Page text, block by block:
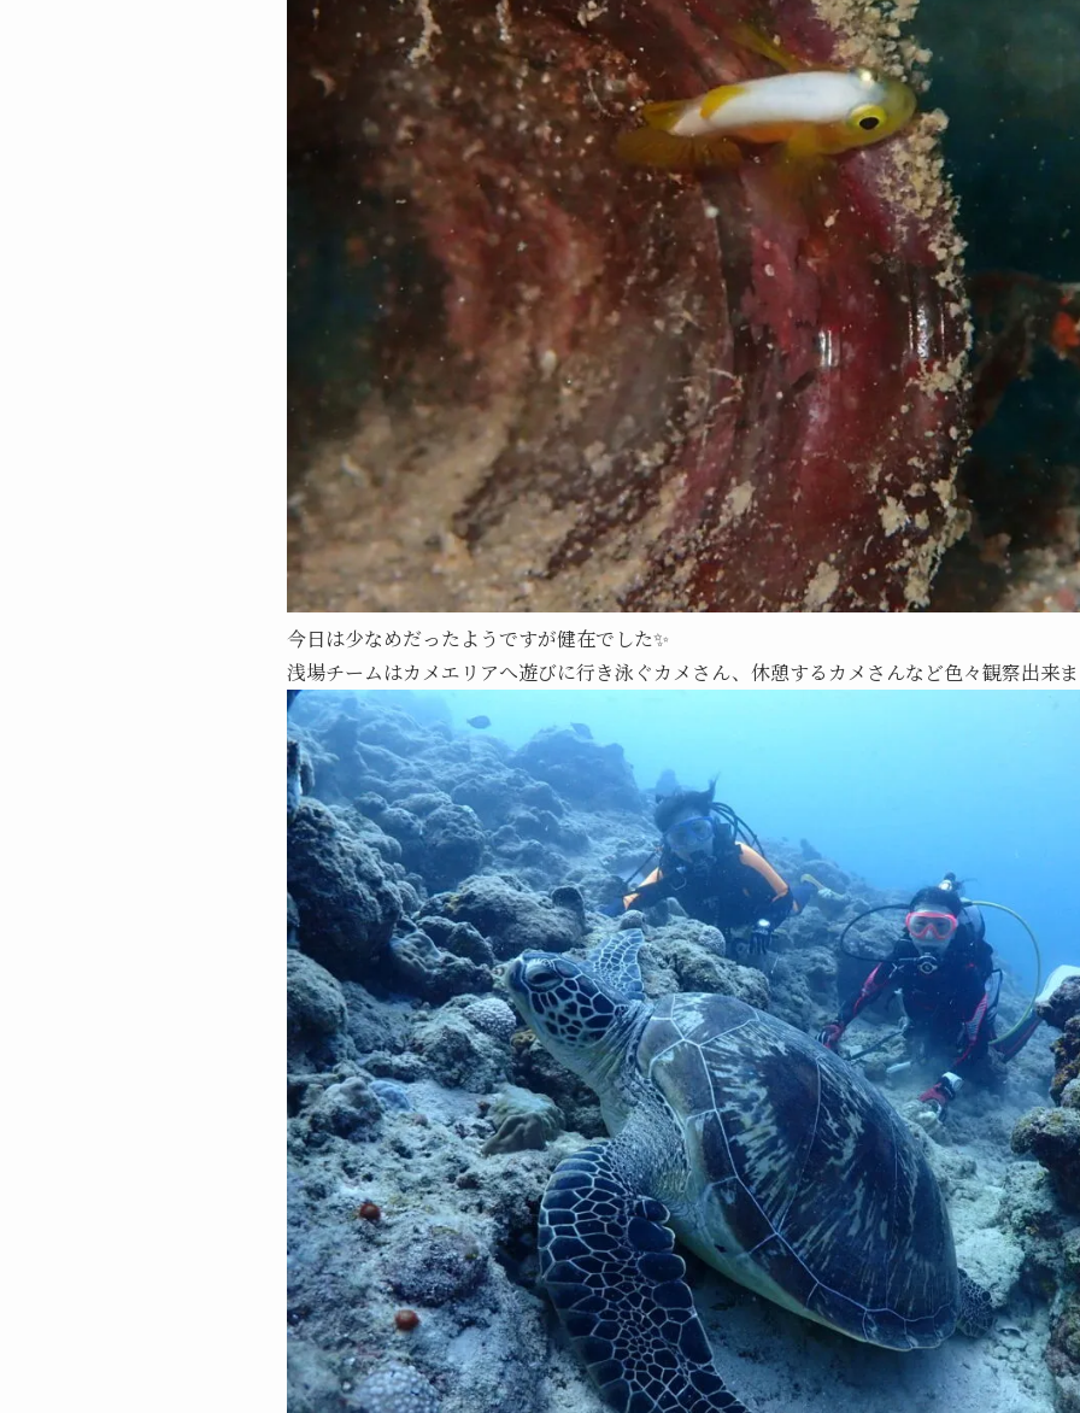
今日は少なめだったようですが健在でした✨️
浅場チームはカメエリアへ遊びに行き泳ぐカメさん、休憩するカメさんなど色々観察出来